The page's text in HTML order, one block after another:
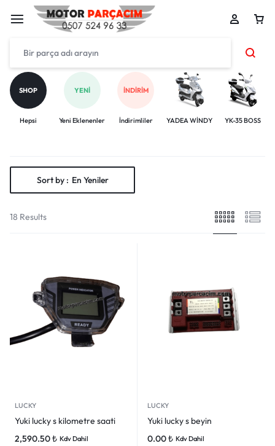
SHOP
Hepsi
YENI
Yeni Eklenenler
İNDIRIM
İndirimliler YADEA WİNDY YK-35 BOSS
Sort by : En Yeniler
18 Results
LUCKY
Yuki lucky s kilometre saati
2,590.50₺ Kdv Dahil
LUCKY
Yuki lucky s beyin
0.00₺ Kdv Dahil